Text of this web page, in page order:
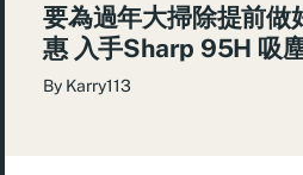
要為過年大掃除提前做
惠 入手Sharp 95H 吸
By Karry113